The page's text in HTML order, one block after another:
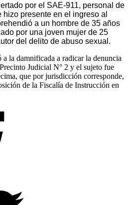
por el SAE-911, personal de
presente en el ingreso al
a un hombre de 35 años
por una joven mujer de 25
del delito de abuso sexual.
la damnificada a radicar la denuncia
Judicial N° 2 y el sujeto fue
que por jurisdicción corresponde,
de la Fiscalía de Instrucción en